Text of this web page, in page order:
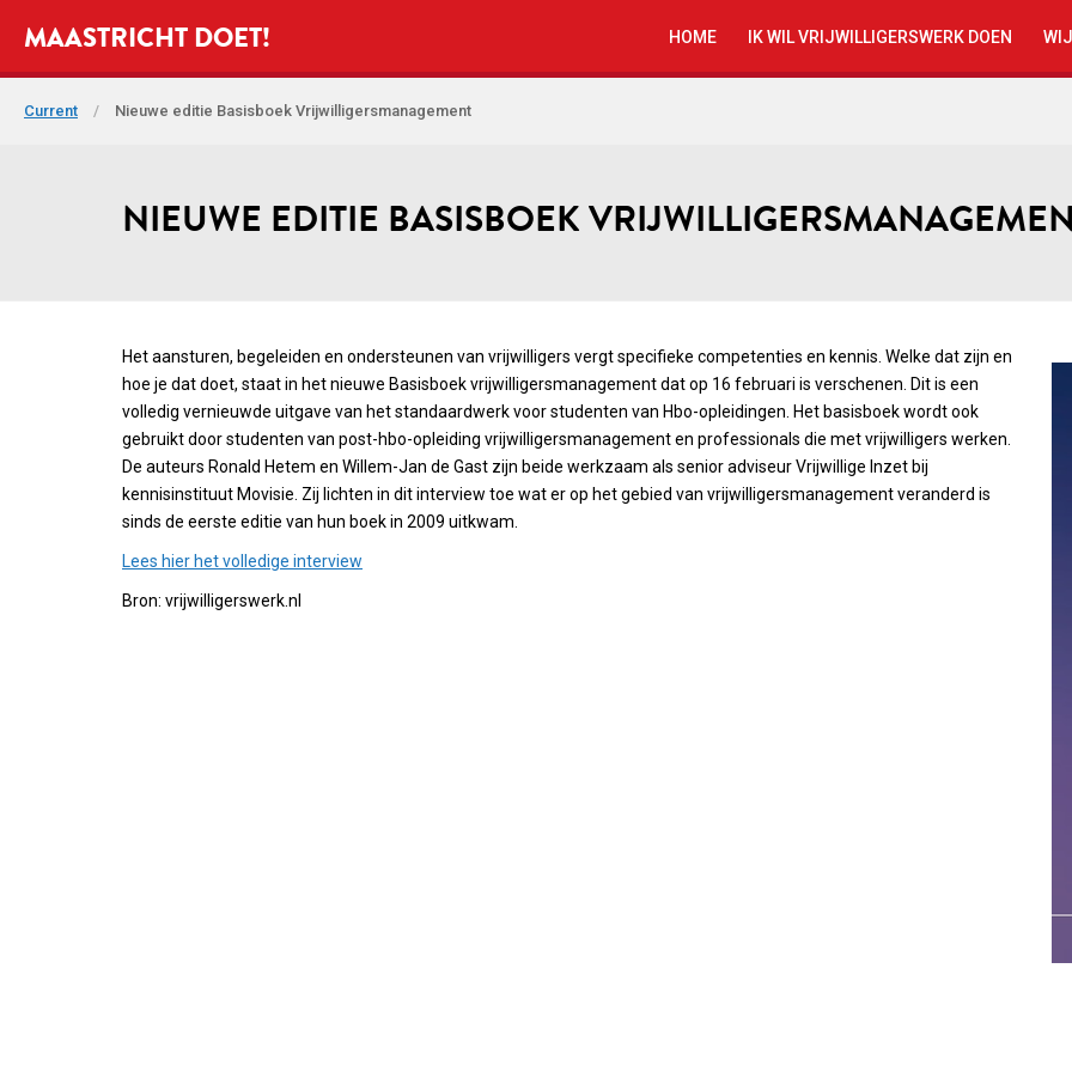
MAASTRICHT DOET! HOME IK WIL VRIJWILLIGERSWERK DOEN
Current / Nieuwe editie Basisboek Vrijwilligersmanagement
NIEUWE EDITIE BASISBOEK
Het aansturen, begeleiden en ondersteunen van vrijwilligers vergt specifieke competenties en kennis. Welke dat zijn en
hoe je dat doet, staat in het nieuwe Basisboek vrijwilligersmanagement dat op 16 februari is verschenen. Dit is een
volledig vernieuwde uitgave van het standaardwerk voor studenten van Hbo-opleidingen. Het basisboek wordt ook
gebruikt door studenten van post-hbo-opleiding vrijwilligersmanagement en professionals die met vrijwilligers werken.
De auteurs Ronald Hetem en Willem-Jan de Gast zijn beide werkzaam als senior adviseur Vrijwillige Inzet bij
kennisinstituut Movisie. Zij lichten in dit interview toe wat er op het gebied van vrijwilligersmanagement veranderd is
sinds de eerste editie van hun boek in 2009 uitkwam.
Lees hier het volledige interview
Bron: vrijwilligerswerk.nl